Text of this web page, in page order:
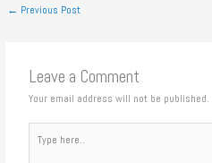
← Previous Post
Leave a Comment
Your email address will not be published.
here..